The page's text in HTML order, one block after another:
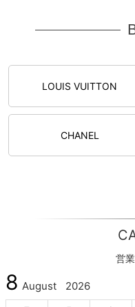
LOUIS VUITTON
CHANEL
営
8 August 2026